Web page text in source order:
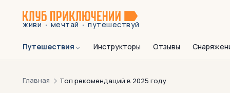
живи · мечтай · путешествуй
Путешествия Инструкторы Отзывы
Главная Топ рекомендаций в 2025 году